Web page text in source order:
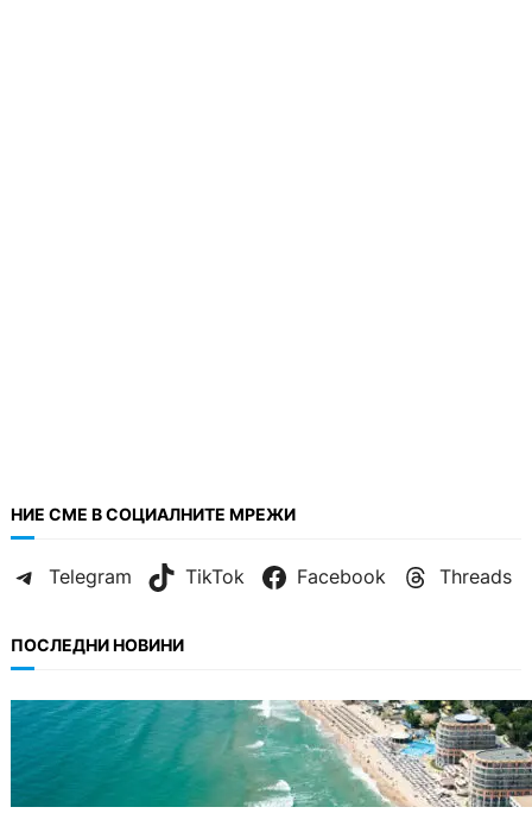
НИЕ СМЕ В СОЦИАЛНИТЕ МРЕЖИ
Telegram TikTok Facebook Threads
ПОСЛЕДНИ НОВИНИ
ИКОНОМИКА
Интерактивна карта показва всички водни
бази по Черноморието